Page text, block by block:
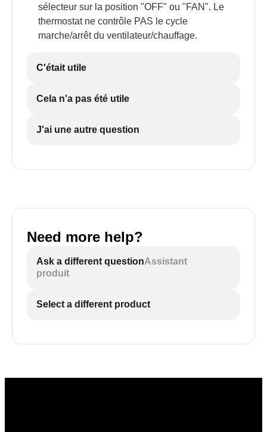
sélecteur sur la position "OFF" ou "FAN". Le
thermostat ne contrôle PAS le cycle
marche/arrêt du ventilateur/chauffage.
C'était utile
Cela n'a pas été utile
J'ai une autre question
Need more help?
Ask a different questionAssistant
produit
Select a different product